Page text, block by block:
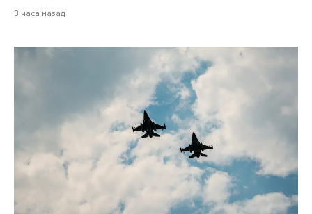
3 часа назад